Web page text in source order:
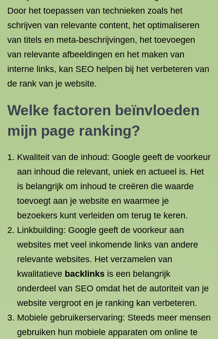
Door het toepassen van technieken zoals het
schrijven van relevante content, het optimaliseren
van titels en meta-beschrijvingen, het toevoegen
van relevante afbeeldingen en het maken van
interne links, kan SEO helpen bij het verbeteren van
de rank van je website.
Welke factoren beïnvloeden
mijn page ranking?
Kwaliteit van de inhoud: Google geeft de voorkeur
aan inhoud die relevant, uniek en actueel is. Het
is belangrijk om inhoud te creëren die waarde
toevoegt aan je website en waarmee je
bezoekers kunt verleiden om terug te keren.
Linkbuilding: Google geeft de voorkeur aan
websites met veel inkomende links van andere
relevante websites. Het verzamelen van
kwalitatieve backlinks is een belangrijk
onderdeel van SEO omdat het de autoriteit van je
website vergroot en je ranking kan verbeteren.
Mobiele gebruikerservaring: Steeds meer mensen
gebruiken hun mobiele apparaten om online te